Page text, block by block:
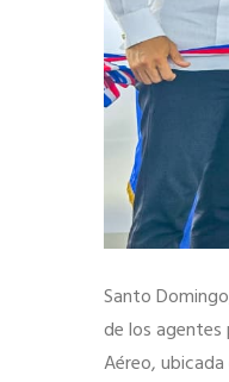
Santo
de los agentes
Aéreo,